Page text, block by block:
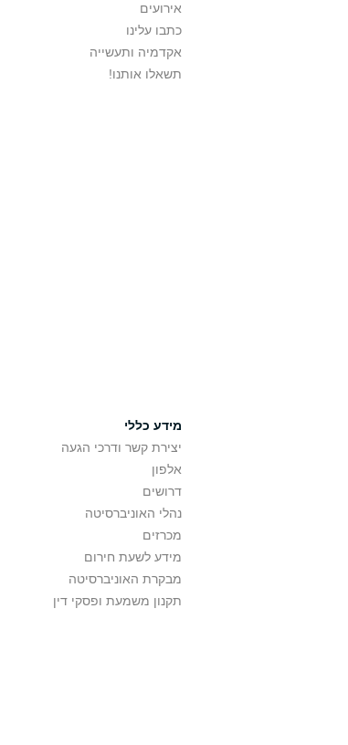
אירועים
כתבו עלינו
אקדמיה ותעשייה
תשאלו אותנו!
מידע כללי
יצירת קשר ודרכי הגעה
אלפון
דרושים
נהלי האוניברסיטה
מכרזים
מידע לשעת חירום
מבקרת האוניברסיטה
תקנון משמעת ופסקי דין